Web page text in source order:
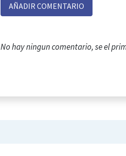
AÑADIR COMENTARIO
No hay ningun comentario, se el